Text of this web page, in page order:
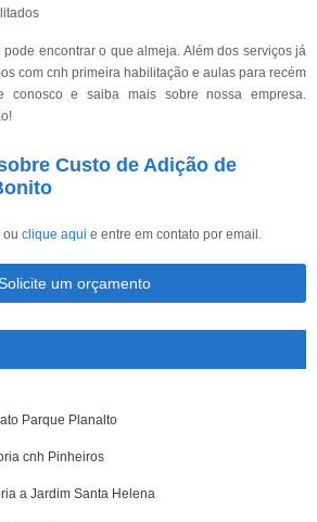
encontrar o que almeja. Além dos serviços já
com cnh primeira habilitação e aulas para recém
conosco e saiba mais sobre nossa empresa.
Custo de Adição de
ou clique aqui e entre em contato por email.
um orçamento
Parque Planalto
cnh Pinheiros
a Jardim Santa Helena